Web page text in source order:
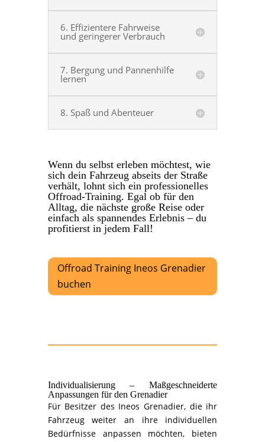
6. Effizientere Fahrweise
und geringerer Verbrauch
7. Bergung und Pannenhilfe
lernen
8. Spaß und Abenteuer
Wenn du selbst erleben möchtest, wie
sich dein Fahrzeug abseits der Straße
verhält, lohnt sich ein professionelles
Offroad-Training. Egal ob für den
Alltag, die nächste große Reise oder
einfach als spannendes Erlebnis – du
profitierst in jedem Fall!
Offroad Training Ineos Grenadier
buchen
Individualisierung – Maßgeschneiderte
Anpassungen für den Grenadier
Für Besitzer des Ineos Grenadier, die ihr
Fahrzeug weiter an ihre individuellen
Bedürfnisse anpassen möchten, bieten